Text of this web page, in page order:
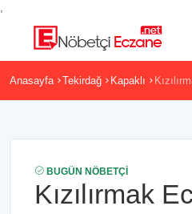
Anasayfa Tekirdağ Kapaklı
BUGÜN NÖBETÇI
Kızılırmak